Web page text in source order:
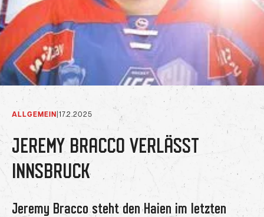
ALLGEMEIN |17.2.2025
JEREMY BRACCO VERLÄSST
INNSBRUCK
Jeremy Bracco steht den Haien im letzten